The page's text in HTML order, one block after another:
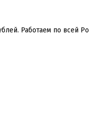
Работаем по всей